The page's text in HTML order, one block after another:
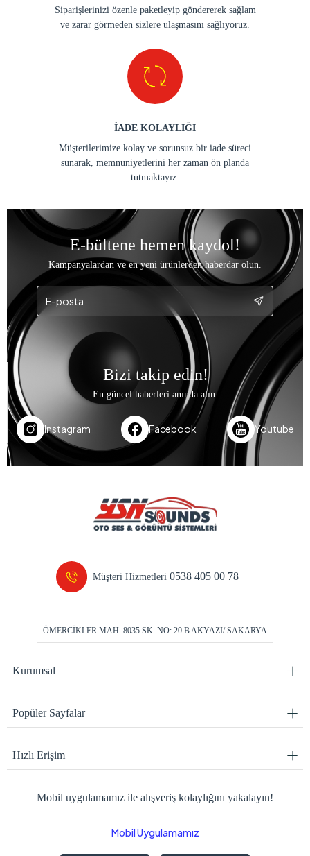
Siparişlerinizi özenle paketleyip göndererek sağlam
ve zarar görmeden sizlere ulaşmasını sağlıyoruz.
İADE KOLAYLIĞI
Müşterilerimize kolay ve sorunsuz bir iade süreci
sunarak, memnuniyetlerini her zaman ön planda
tutmaktayız.
E-bültene hemen kaydol!
Kampanyalardan ve en yeni ürünlerden haberdar olun.
Bizi takip edin!
En güncel haberleri anında alın.
Instagram Facebook Youtube
Müşteri Hizmetleri0538 405 00 78
ÖMERCİKLER MAH. 8035 SK. NO: 20 B AKYAZI/ SAKARYA
Kurumsal
Popüler Sayfalar
Hızlı Erişim
Mobil uygulamamız ile alışveriş kolaylığını yakalayın!
Mobil Uygulamamız